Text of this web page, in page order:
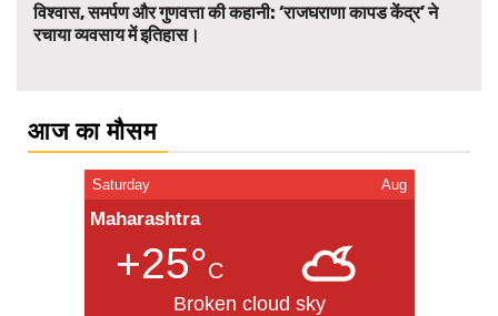
विश्वास, समर्पण और गुणवत्ता की कहानी: ‘राजघराणा कापड केंद्र’ ने
रचाया व्यवसाय में इतिहास।
आज का मौसम
Saturday Aug
Maharashtra
+25°C
Broken cloud sky